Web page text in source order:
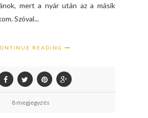
mert a nyár után az a másik
Szóval...
READING
8 megjegyzés